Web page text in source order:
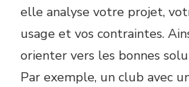
elle analyse votre projet,
usage et vos contraintes.
orienter vers les bonnes
Par exemple, un club avec